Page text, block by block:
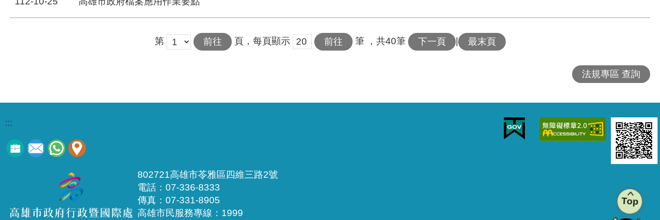
第 頁，每頁顯示 筆 ，共40筆 下一頁 | 最末頁
法規專區 查詢
:::
802721高雄市苓雅區四維三路2號
電話：07-336-8333
傳真：07-331-8905
高雄市民服務專線：1999
Top